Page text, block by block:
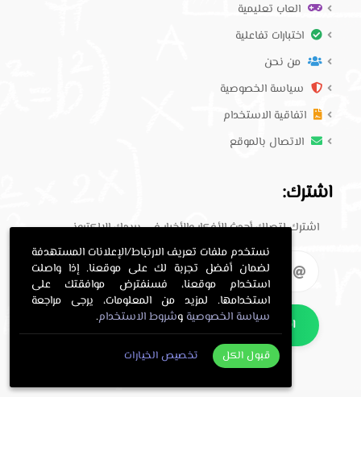
العاب تعليمية
اختبارات تفاعلية
من نحن
سياسة الخصوصية
اتفاقية الاستخدام
الاتصال بالموقع
اشترك:
اشترك لتصلك أحدث الأفكار والأخبار في بريدك الإلكتروني.
اشترك
نستخدم ملفات تعريف الارتباط/الإعلانات المستهدفة
لضمان أفضل تجربة لك على موقعنا. إذا واصلت
استخدام موقعنا، فسنفترض موافقتك على
استخدامها. لمزيد من المعلومات، يرجى مراجعة
سياسة الخصوصية وشروط الاستخدام.
قبول الكل تخصيص الخيارات